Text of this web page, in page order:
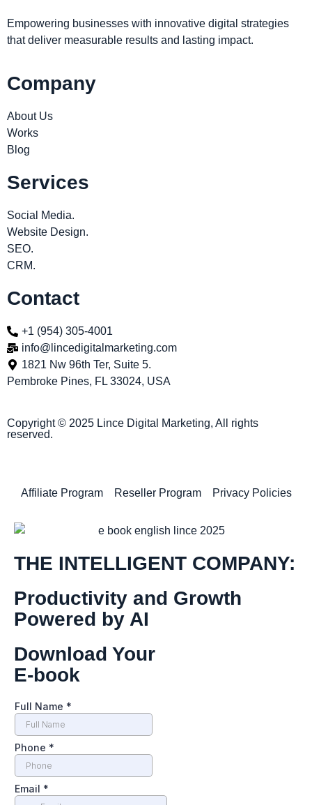
Empowering businesses with innovative digital strategies
that deliver measurable results and lasting impact.
Company
About Us
Works
Blog
Services
Social Media.
Website Design.
SEO.
CRM.
Contact
+1 (954) 305-4001
info@lincedigitalmarketing.com
1821 Nw 96th Ter, Suite 5.
Pembroke Pines, FL 33024, USA
Copyright © 2025 Lince Digital Marketing, All rights
reserved.
Affiliate Program Reseller Program Privacy Policies
THE INTELLIGENT COMPANY:
Productivity and Growth
Powered by AI
Download Your
E-book